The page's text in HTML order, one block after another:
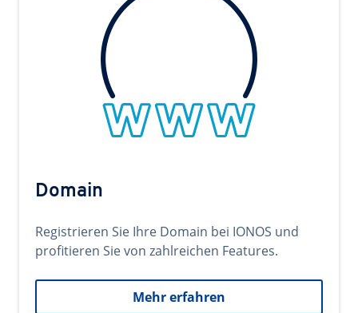
Domain
Registrieren Sie Ihre Domain bei IONOS und
profitieren Sie von zahlreichen Features.
Mehr erfahren